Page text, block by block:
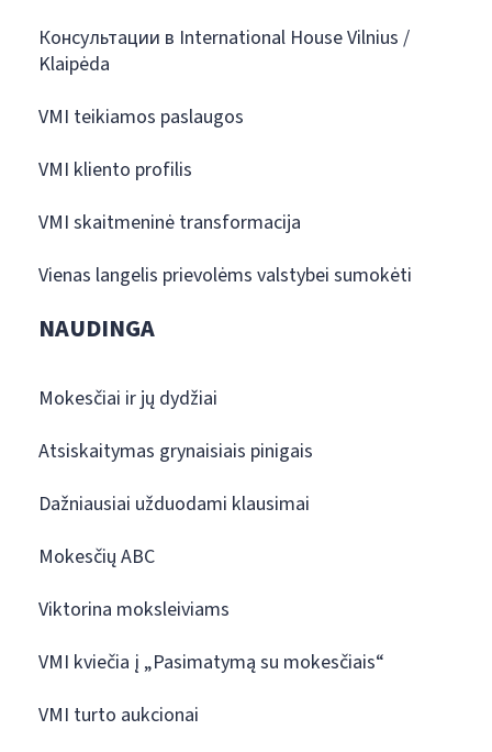
Консультации в International House Vilnius /
Klaipėda
VMI teikiamos paslaugos
VMI kliento profilis
VMI skaitmeninė transformacija
Vienas langelis prievolėms valstybei sumokėti
NAUDINGA
Mokesčiai ir jų dydžiai
Atsiskaitymas grynaisiais pinigais
Dažniausiai užduodami klausimai
Mokesčių ABC
Viktorina moksleiviams
VMI kviečia į „Pasimatymą su mokesčiais“
VMI turto aukcionai